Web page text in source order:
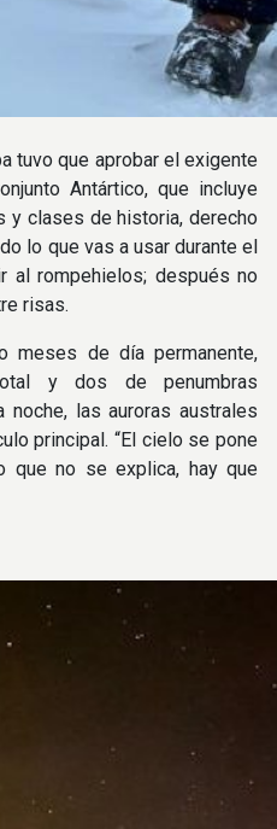
tuvo que aprobar el exigente
Antártico, que incluye
y clases de historia, derecho
lo que vas a usar durante el
al rompehielos; después no
risas.
meses de día permanente,
y dos de penumbras
noche, las auroras australes
principal. “El cielo se pone
que no se explica, hay que